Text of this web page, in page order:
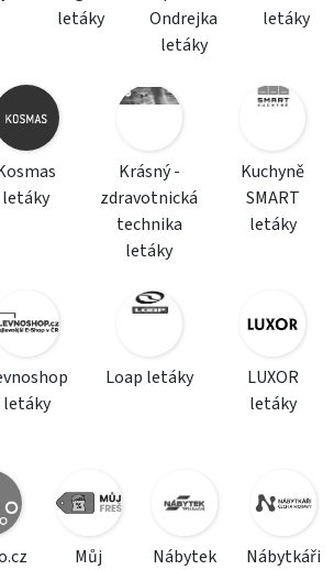
letáky
Ondrejka
letáky
letáky
letáky
Krásný -
zdravotnická
technika
letáky
Kuchyně
SMART
letáky
letáky
Loap letáky
LUXOR
letáky
Můj
Nábytek
Nábytkáři